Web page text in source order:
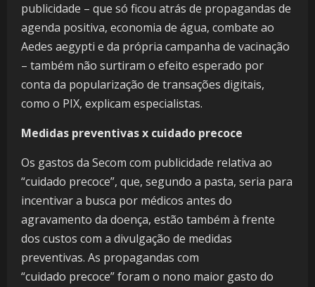
publicidade – que só ficou atrás de propagandas de
agenda positiva, economia de água, combate ao
Aedes aegypti e da própria campanha de vacinação
– também não surtiram o efeito esperado por
conta da popularização de transações digitais,
como o PIX, explicam especialistas.
Medidas preventivas x cuidado precoce
Os gastos da Secom com publicidade relativa ao
“cuidado precoce”, que, segundo a pasta, seria para
incentivar a busca por médicos antes do
agravamento da doença, estão também à frente
dos custos com a divulgação de medidas
preventivas. As propagandas com
“cuidado precoce” foram o nono maior gasto do